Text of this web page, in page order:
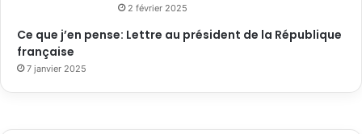
2 février 2025
Ce que j’en pense: Lettre au président de la République
française
7 janvier 2025